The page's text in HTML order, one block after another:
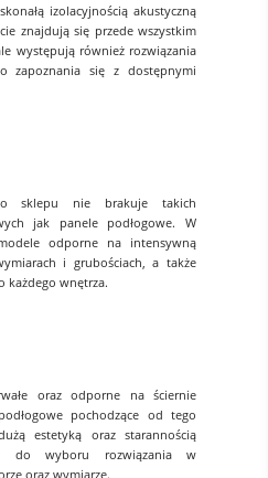
izolacyjnością akustyczną
znajdują się przede wszystkim
występują również rozwiązania
zapoznania się z dostępnymi
sklepu nie brakuje takich
jak panele podłogowe. W
odporne na intensywną
i grubościach, a także
każdego wnętrza.
oraz odporne na ściernie
pochodzące od tego
estetyką oraz starannością
do wyboru rozwiązania w
oraz wymiarze.